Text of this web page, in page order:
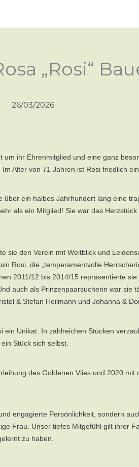
„Rosi“
26/03/2026
um ihr Ehrenmitglied und eine ganz
Im Alter von 71 Jahren ist Rosi friedlich
über ein halbes Jahrhundert lang eine
als ein Mitglied! Sie war das
sie den Verein mit Weitblick und
Rosi, die „temperamentvolle
2011/12 bis 2014/15 repräsentierte sie
auch als Prinzenpaarsucherin war sie
& Stefan Heilmann und Johanna &
ein Unikat. In zahlreichen Stücken
Stück sich selbst.
des Goldenen Vlies und 2020 mit
engagierte Persönlichkeit, sondern
Frau. Unser tiefes Mitgefühl gilt ihrer
zu haben.